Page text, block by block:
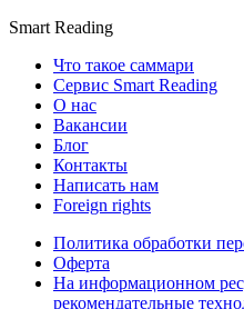
Smart Reading
Что такое саммари
Сервис Smart Reading
О нас
Вакансии
Блог
Контакты
Написать нам
Foreign rights
Политика обработки
Оферта
На информационном
рекомендательные